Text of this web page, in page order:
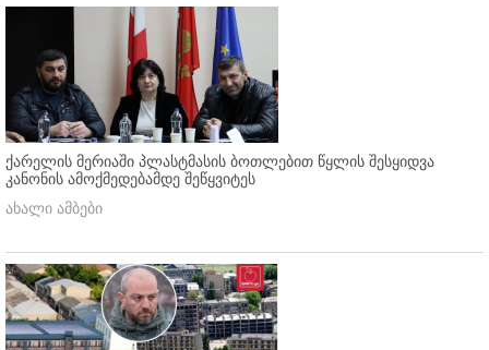
ქარელის მერიაში პლასტმასის ბოთლებით წყლის შესყიდვა
კანონის ამოქმედებამდე შეწყვიტეს
ახალი ამბები